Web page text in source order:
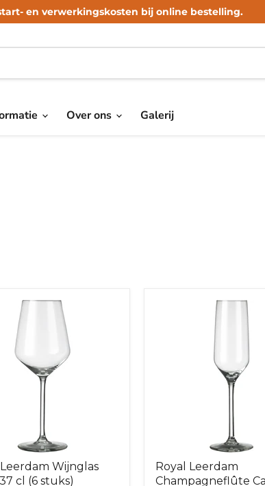
en verwerkingskosten bij online bestelling.
Over ons Galerij
Wijnglas
cl (6 stuks)
Royal Leerdam
Champagneflûte